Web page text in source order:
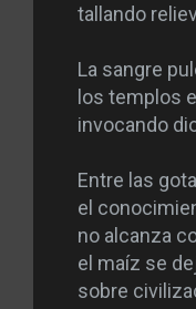
tallando
La sangre
los templos
invocando
Entre las
el
no alcanza
el maíz se
sobre